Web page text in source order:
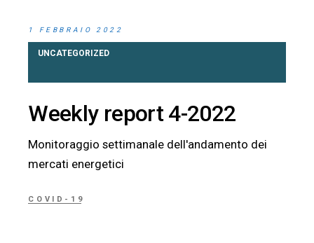
1 FEBBRAIO 2022
UNCATEGORIZED
Weekly report 4-2022
Monitoraggio settimanale dell'andamento dei
mercati energetici
COVID-19